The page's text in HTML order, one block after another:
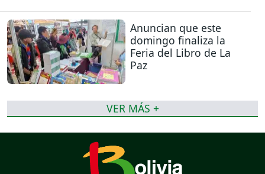
Anuncian que este
domingo finaliza la
Feria del Libro de La
Paz
VER MÁS +